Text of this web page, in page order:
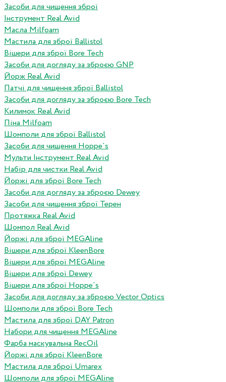
Засоби для чищення зброї
Інструмент Real Avid
Масла Milfoam
Мастила для зброї Ballistol
Вішери для зброї Bore Tech
Засоби для догляду за зброєю GNP
Йорж Real Avid
Патчі для чищення зброї Ballistol
Засоби для догляду за зброєю Bore Tech
Килимок Real Avid
Піна Milfoam
Шомполи для зброї Ballistol
Засоби для чищення Hoppe`s
Мульти Інструмент Real Avid
Набір для чистки Real Avid
Йоржі для зброї Bore Tech
Засоби для догляду за зброєю Dewey
Засоби для чищення зброї Терен
Протяжка Real Avid
Шомпол Real Avid
Йоржі для зброї MEGAline
Вішери для зброї KleenBore
Вішери для зброї MEGAline
Вішери для зброї Dewey
Вішери для зброї Hoppe`s
Засоби для догляду за зброєю Vector Optics
Шомполи для зброї Bore Tech
Мастила для зброї DAY Patron
Набори для чищення MEGAline
Фарба маскувальна RecOil
Йоржі для зброї KleenBore
Мастила для зброї Umarex
Шомполи для зброї MEGAline